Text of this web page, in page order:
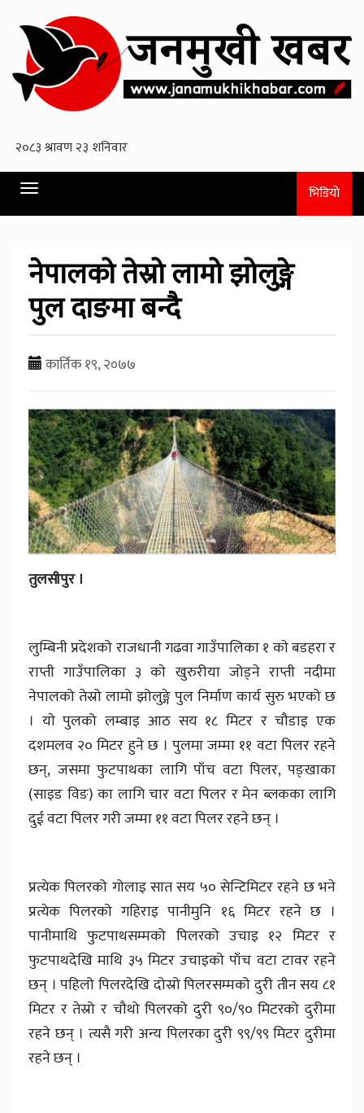
Toggle
navigation
भिडियो
नेपालको तेस्रो लामो झोलुङ्गे
पुल दाङमा बन्दै
कार्तिक १९, २०७७
तुलसीपुर ।
लुम्बिनी प्रदेशको राजधानी गढवा गाउँपालिका १ काे बडहरा र
राप्ती गाउँपालिका ३ काे खुरुरीया जोड्ने राप्ती नदीमा
नेपालको तेस्रो लामो झोलुङ्गे पुल निर्माण कार्य सुरु भएको छ
। याे पुलको लम्बाइ आठ सय १८ मिटर र चौडाइ एक
दशमलव २० मिटर हुने छ । पुलमा जम्मा ११ वटा पिलर रहने
छन्, जसमा फुटपाथका लागि पाँच वटा पिलर, पङ्खाका
(साइड विङ) का लागि चार वटा पिलर र मेन ब्लकका लागि
दुई वटा पिलर गरी जम्मा ११ वटा पिलर रहने छन् ।
प्रत्येक पिलरको गोलाइ सात सय ५० सेन्टिमिटर रहने छ भने
प्रत्येक पिलरको गहिराइ पानीमुनि १६ मिटर रहने छ ।
पानीमाथि फुटपाथसम्मको पिलरको उचाइ १२ मिटर र
फुटपाथदेखि माथि ३५ मिटर उचाइको पाँच वटा टावर रहने
छन् । पहिलो पिलरदेखि दोस्रो पिलरसम्मको दुरी तीन सय ८१
मिटर र तेस्रो र चौथो पिलरको दुरी ९०/९० मिटरको दुरीमा
रहने छन् । त्यसै गरी अन्य पिलरका दुरी ९९/९९ मिटर दुरीमा
रहने छन् ।